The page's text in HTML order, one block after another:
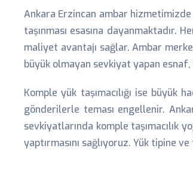
Ankara Erzincan ambar
taşınması esasına
maliyet avantajı sağlar. Ambar
büyük olmayan sevkiyat yapan
Komple yük taşımacılığı ise
gönderilerle teması engellenir.
sevkiyatlarında komple taşımacılık
yaptırmasını sağlıyoruz. Yük tipine